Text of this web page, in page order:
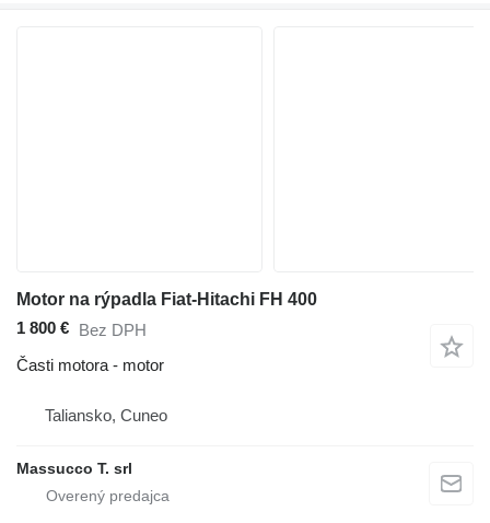
Motor na rýpadla Fiat-Hitachi FH 400
1 800 € Bez DPH
Časti motora - motor
Taliansko, Cuneo
Massucco T. srl